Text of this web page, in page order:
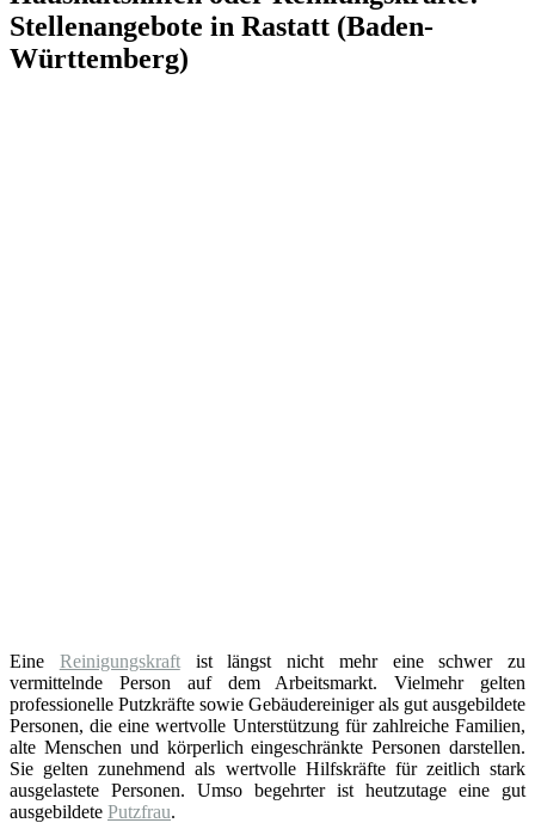
Stellenangebote in Rastatt (Baden-
Württemberg)
Eine Reinigungskraftist längst nicht mehr eine schwer zu
vermittelnde Person auf dem Arbeitsmarkt. Vielmehr gelten
professionelle Putzkräfte sowie Gebäudereiniger als gut ausgebildete
Personen, die eine wertvolle Unterstützung für zahlreiche Familien,
alte Menschen und körperlich eingeschränkte Personen darstellen.
Sie gelten zunehmend als wertvolle Hilfskräfte für zeitlich stark
ausgelastete Personen. Umso begehrter ist heutzutage eine gut
ausgebildete Putzfrau.